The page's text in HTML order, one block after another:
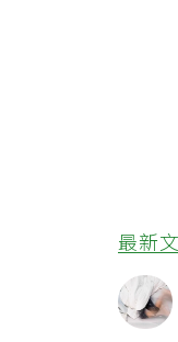
最新